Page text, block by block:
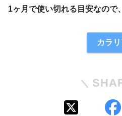
1ヶ月で使い切れる目安なので
カラ